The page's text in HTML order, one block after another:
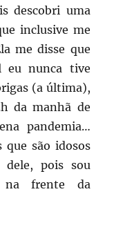
descobri uma
inclusive me
me disse que
eu nunca tive
(a última),
da manhã de
pandemia…
que são idosos
dele, pois sou
na frente da